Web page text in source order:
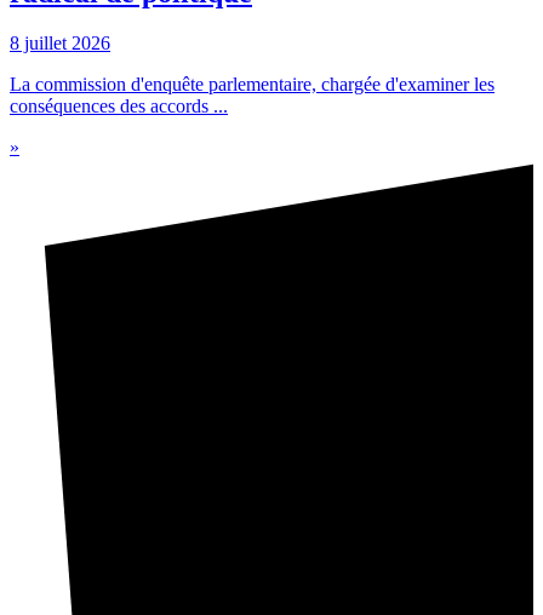
8 juillet 2026
La commission d'enquête parlementaire, chargée d'examiner les
conséquences des accords ...
»